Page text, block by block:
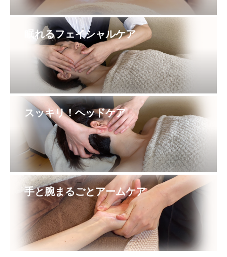
眠れるフェイシャルケア
スッキリ！ヘッドケア
手と腕まるごとアームケア